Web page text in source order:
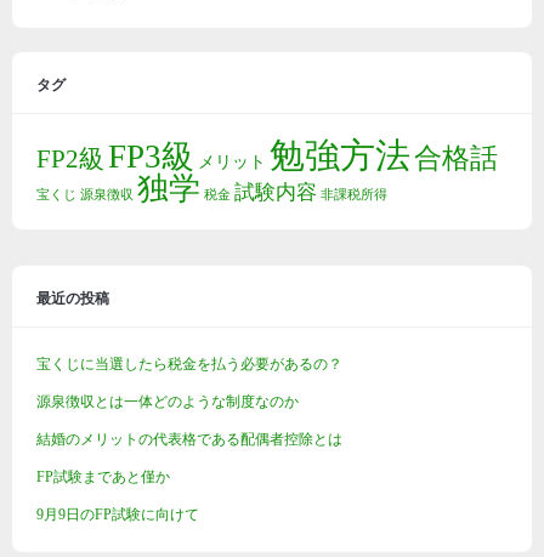
タグ
FP2級 FP3級 メリット 勉強方法合格話
宝くじ 源泉徴収 独学 税金 試験内容 非課税所得
最近の投稿
宝くじに当選したら税金を払う必要があるの？
源泉徴収とは一体どのような制度なのか
結婚のメリットの代表格である配偶者控除とは
FP試験まであと僅か
9月9日のFP試験に向けて